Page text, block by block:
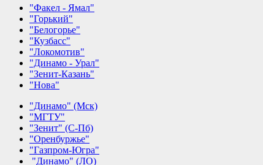
"Факел - Ямал"
"Горький"
"Белогорье"
"Кузбасс"
"Локомотив"
"Динамо - Урал"
"Зенит-Казань"
"Нова"
"Динамо" (Мск)
"МГТУ"
"Зенит" (С-Пб)
"Оренбуржье"
"Газпром-Югра"
"Динамо" (ЛО)